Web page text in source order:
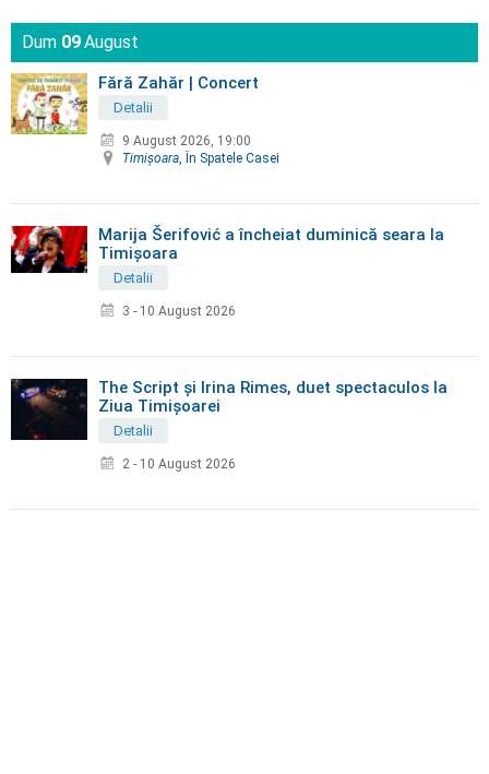
Dum 09August
Fără Zahăr | Concert
Detalii
9 August 2026, 19:00
Timişoara , În Spatele Casei
Marija Šerifović a încheiat duminică seara la
Timișoara
Detalii
3 - 10 August 2026
The Script și Irina Rimes, duet spectaculos la
Ziua Timișoarei
Detalii
2 - 10 August 2026